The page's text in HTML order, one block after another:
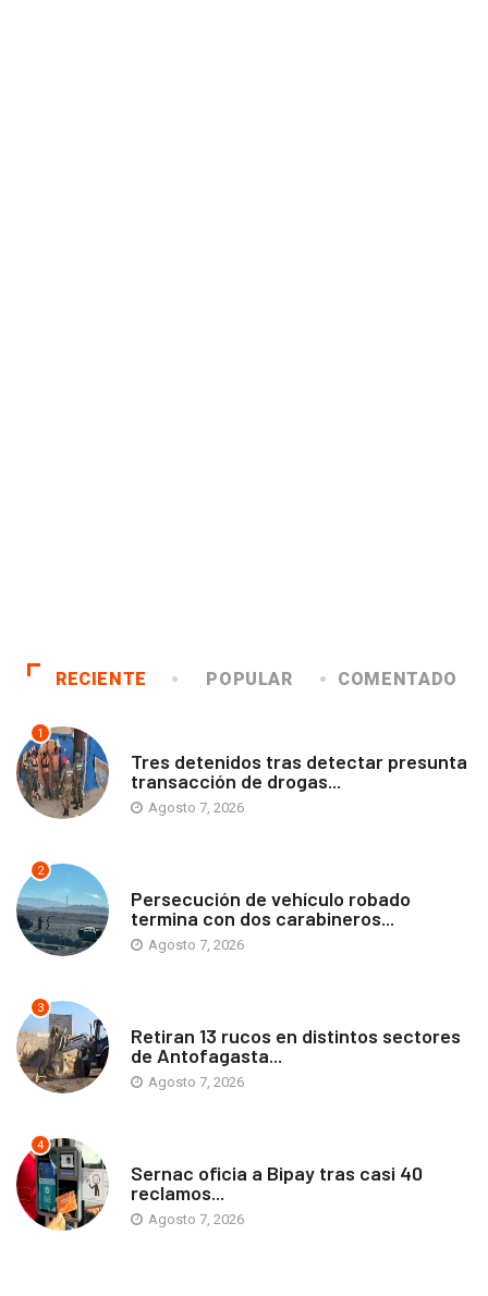
RECIENTE POPULAR COMENTADO
1
Tres detenidos tras detectar presunta
transacción de drogas...
Agosto 7, 2026
2
Persecución de vehículo robado
termina con dos carabineros...
Agosto 7, 2026
3
Retiran 13 rucos en distintos sectores
de Antofagasta...
Agosto 7, 2026
4
Sernac oficia a Bipay tras casi 40
reclamos...
Agosto 7, 2026